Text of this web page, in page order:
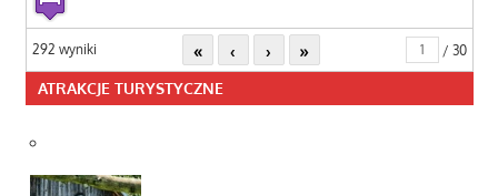
292 wyniki « ‹ › » / 30
ATRAKCJE TURYSTYCZNE